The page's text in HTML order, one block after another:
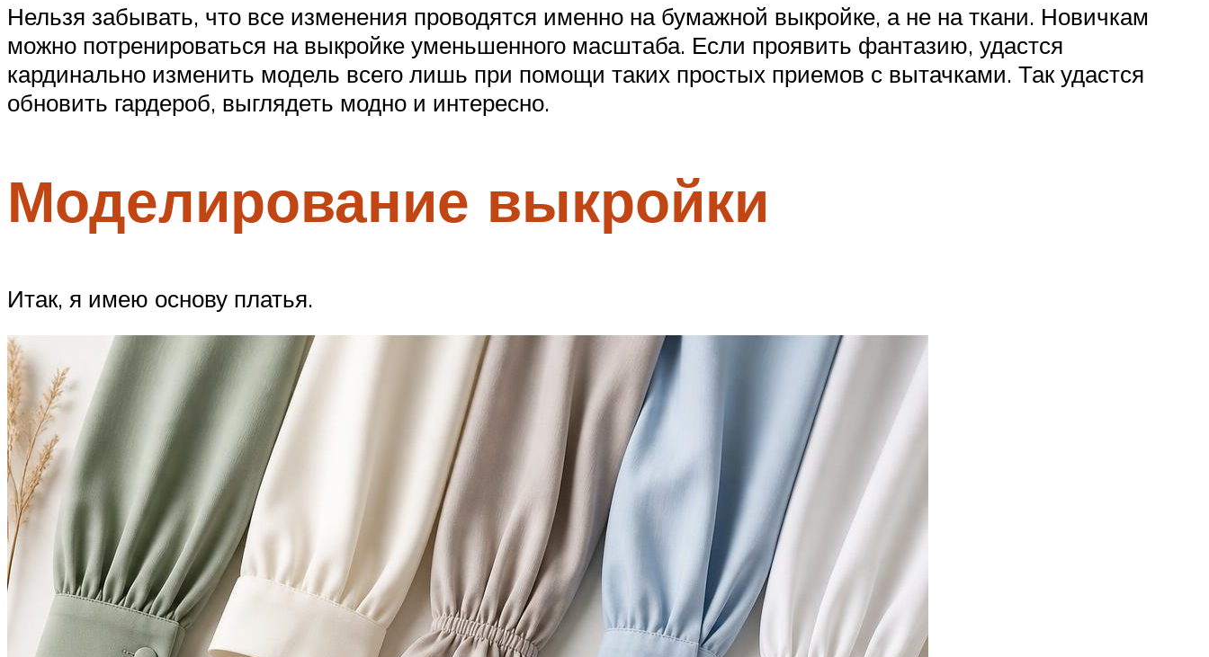
Нельзя забывать, что все изменения проводятся именно на бумажной выкройке, а не на ткани. Новичкам
можно потренироваться на выкройке уменьшенного масштаба. Если проявить фантазию, удастся
кардинально изменить модель всего лишь при помощи таких простых приемов с вытачками. Так удастся
обновить гардероб, выглядеть модно и интересно.
Моделирование выкройки
Итак, я имею основу платья.